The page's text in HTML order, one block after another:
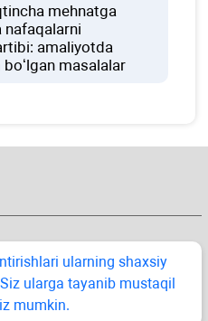
mehnatga
nafaqalarni
amaliyotda
masalalar
ularning shaхsiy
ularga tayanib mustaqil
mumkin.